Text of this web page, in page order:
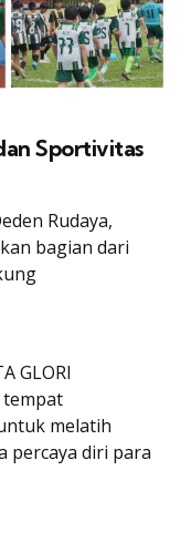
Sportivitas
Rudaya,
bagian dari
GLORI
tempat
melatih
percaya diri para